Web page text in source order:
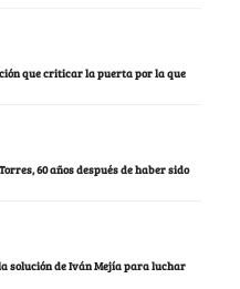
que criticar la puerta por la que
60 años después de haber sido
solución de Iván Mejía para luchar